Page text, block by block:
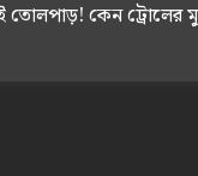
কেন ট্রোলের